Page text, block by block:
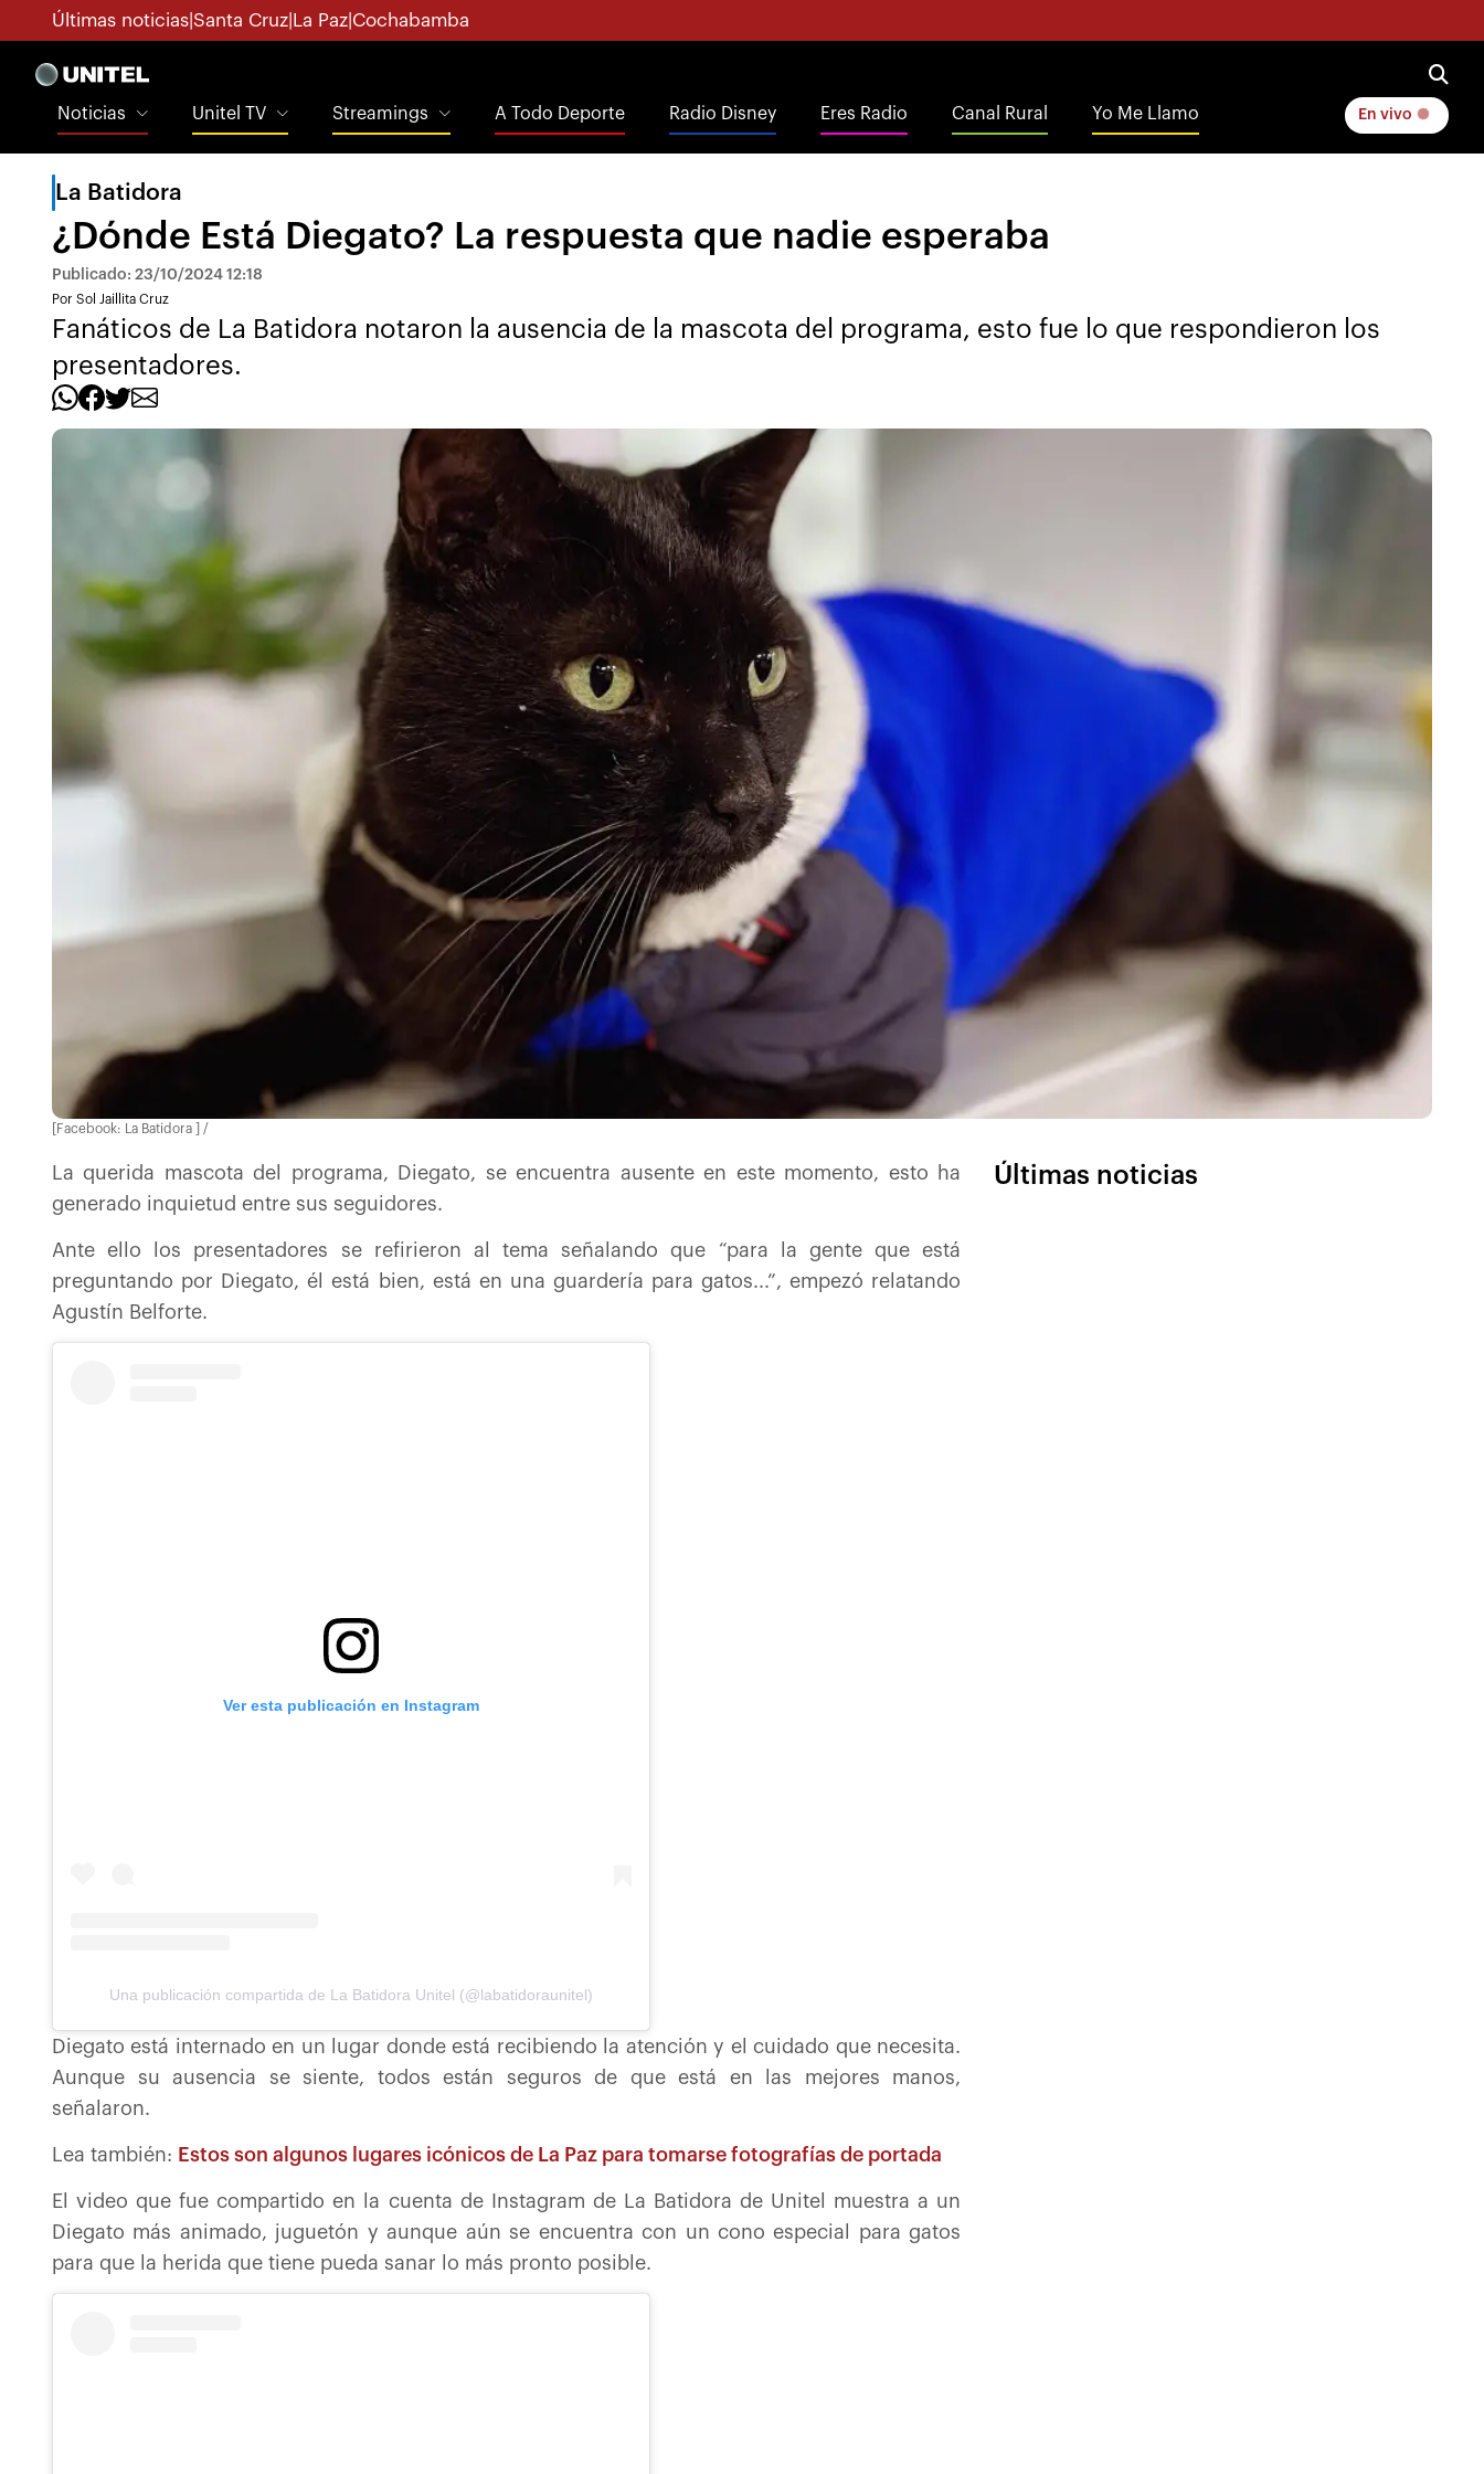
Últimas noticias Santa Cruz La Paz Cochabamba
Noticias Unitel TV Streamings A Todo Deporte Radio Disney Eres Radio Canal Rural Yo Me Llamo En vivo
La Batidora
¿Dónde Está Diegato? La respuesta que nadie esperaba
Publicado: 23/10/2024 12:18
Por Sol Jaillita Cruz
Fanáticos de La Batidora notaron la ausencia de la mascota del programa, esto fue lo que respondieron los
presentadores.
[Facebook: La Batidora ] /
La querida mascota del programa, Diegato, se encuentra ausente en este momento, esto ha
generado inquietud entre sus seguidores.
Ante ello los presentadores se refirieron al tema señalando que “para la gente que está
preguntando por Diegato, él está bien, está en una guardería para gatos...”, empezó relatando
Agustín Belforte.
Ver esta publicación en Instagram
Una publicación compartida de La Batidora Unitel (@labatidoraunitel)
Diegato está internado en un lugar donde está recibiendo la atención y el cuidado que necesita.
Aunque su ausencia se siente, todos están seguros de que está en las mejores manos,
señalaron.
Lea también: Estos son algunos lugares icónicos de La Paz para tomarse fotografías de portada
El video que fue compartido en la cuenta de Instagram de La Batidora de Unitel muestra a un
Diegato más animado, juguetón y aunque aún se encuentra con un cono especial para gatos
para que la herida que tiene pueda sanar lo más pronto posible.
Últimas noticias